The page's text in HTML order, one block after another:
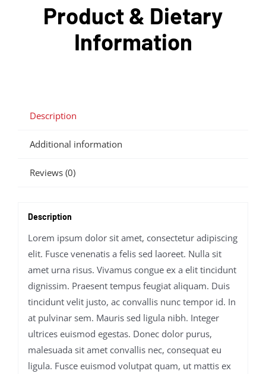
Product & Dietary
Information
Description
Additional information
Reviews (0)
Description
Lorem ipsum dolor sit amet, consectetur adipiscing
elit. Fusce venenatis a felis sed laoreet. Nulla sit
amet urna risus. Vivamus congue ex a elit tincidunt
dignissim. Praesent tempus feugiat aliquam. Duis
tincidunt velit justo, ac convallis nunc tempor id. In
at pulvinar sem. Mauris sed ligula nibh. Integer
ultrices euismod egestas. Donec dolor purus,
malesuada sit amet convallis nec, consequat eu
ligula. Fusce euismod volutpat quam, ut mattis ex